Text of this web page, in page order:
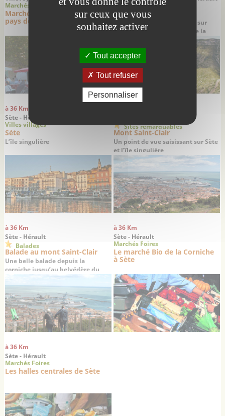
Marchés Foires
Marché des producteurs de
pays de Villeveyrac
Sites remarquables
Cirque de Navacelles
Un panorama spectaculaire sur
une surprenante création de la
à 36 Km
Sète - Hérault
Villes villages
Sète
L’île singulière
Sites remarquables
Mont Saint-Clair
Un point de vue saisissant sur Sète
et l’île singulière
à 36 Km
Sète - Hérault
Balades
Balade au mont Saint-Clair
Une belle balade depuis la
corniche jusqu’au belvédère du
à 36 Km
Sète - Hérault
Marchés Foires
Le marché Bio de la Corniche
à Sète
à 36 Km
Sète - Hérault
Marchés Foires
Les halles centrales de Sète
sur ceux que vous
souhaitez activer
Tout accepter
Tout refuser
Personnaliser